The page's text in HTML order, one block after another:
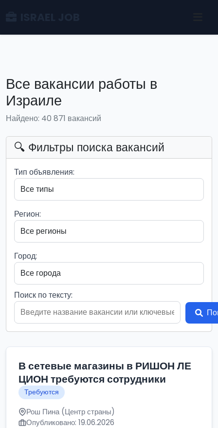
Все вакансии работы в
Израиле
Найдено: 40 871 вакансий
🔍 Фильтры поиска вакансий
Тип объявления:
Регион:
Город:
Поиск по тексту:
В сетевые магазины в РИШОН ЛЕ
ЦИОН требуются сотрудники
Требуются
Рош Пина (Центр страны)
Опубликовано: 19.06.2026